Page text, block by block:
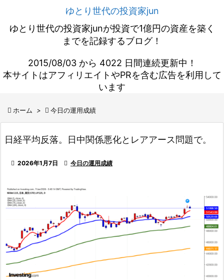
ゆとり世代の投資家jun
ゆとり世代の投資家junが投資で1億円の資産を築く
までを記録するブログ！
2015/08/03 から 4022 日間連続更新中！
本サイトはアフィリエイトやPRを含む広告を利用して
います
 ホーム >  今日の運用成績
日経平均反落。日中関係悪化とレアアース問題で。
 2026年1月7日  今日の運用成績